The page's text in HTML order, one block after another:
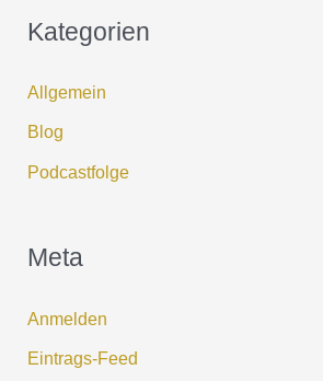
Kategorien
Allgemein
Blog
Podcastfolge
Meta
Anmelden
Eintrags-Feed